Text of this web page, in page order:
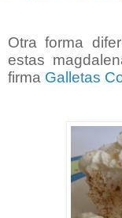
Otra forma
estas
firma Galletas